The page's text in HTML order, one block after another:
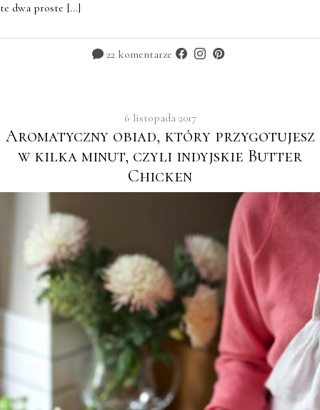
te dwa proste […]
22 komentarze
6 listopada 2017
Aromatyczny obiad, który przygotujesz
w kilka minut, czyli indyjskie Butter
Chicken